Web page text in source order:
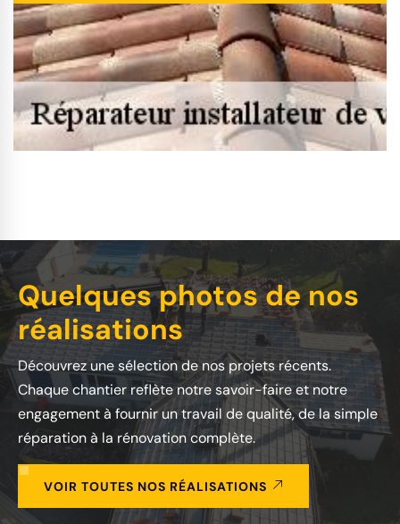
Quelques photos de nos
réalisations
Découvrez une sélection de nos projets récents.
Chaque chantier reflète notre savoir-faire et notre
engagement à fournir un travail de qualité, de la simple
réparation à la rénovation complète.
VOIR TOUTES NOS RÉALISATIONS